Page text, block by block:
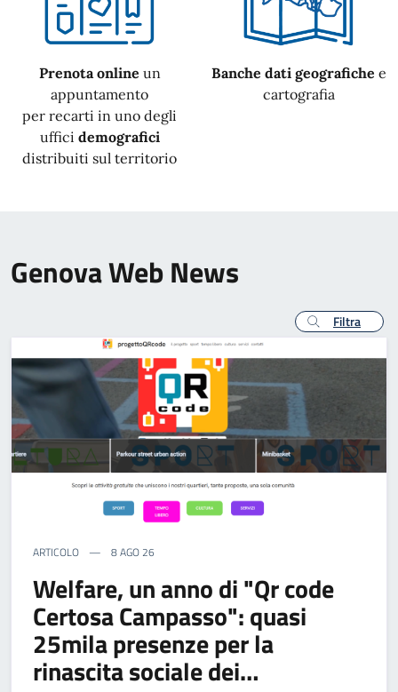
Prenota online un
appuntamento
per recarti in uno degli
uffici demografici
distribuiti sul territorio
Banche dati geografiche e
cartografia
Genova Web News
Filtra
ARTICOLO 8 AGO 26
Welfare, un anno di "Qr code
Certosa Campasso": quasi
25mila presenze per la
rinascita sociale dei…